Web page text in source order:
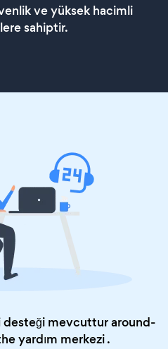
ve yüksek hacimli
sahiptir.
mevcuttur around-
yardım merkezi.